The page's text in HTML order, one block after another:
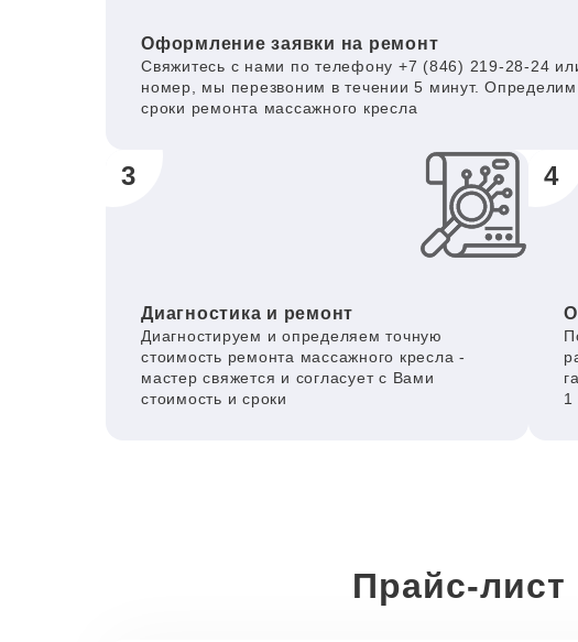
Оформление заявки на ремонт
Свяжитесь с нами по телефону +7 (846) 219-28-24
номер, мы перезвоним в течении 5 минут. Определим
сроки ремонта массажного кресла
3
Диагностика и ремонт
Диагностируем и определяем точную
стоимость ремонта массажного кресла -
мастер свяжется и согласует с Вами
стоимость и сроки
4
1
Прайс-